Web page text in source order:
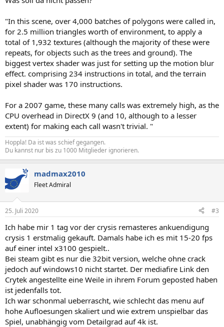
"In this scene, over 4,000 batches of polygons were called in,
for 2.5 million triangles worth of environment, to apply a
total of 1,932 textures (although the majority of these were
repeats, for objects such as the trees and ground). The
biggest vertex shader was just for setting up the motion blur
effect. comprising 234 instructions in total, and the terrain
pixel shader was 170 instructions.
For a 2007 game, these many calls was extremely high, as the
CPU overhead in DirectX 9 (and 10, although to a lesser
extent) for making each call wasn't trivial. "
Hoppla! Da ist was schief gegangen.
Du kannst nur bis zu 1000 Mitglieder ignorieren.
madmax2010
Fleet Admiral
25. Juli 2020 #3
Ich habe mir 1 tag vor der crysis remasteres ankuendigung
crysis 1 erstmalig gekauft. Damals habe ich es mit 15-20 fps
auf einer intel x3100 gespielt..
Bei steam gibt es nur die 32bit version, welche ohne crack
jedoch auf windows10 nicht startet. Der mediafire Link den
Crytek angestellte eine Weile in ihrem Forum geposted haben
ist jedenfalls tot.
Ich war schonmal ueberrascht, wie schlecht das menu auf
hohe Aufloesungen skaliert und wie extrem unspielbar das
Spiel, unabhängig vom Detailgrad auf 4k ist.